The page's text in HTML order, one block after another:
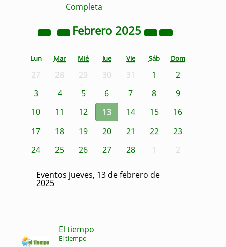
Completa
Febrero 2025
Lun Mar Mié Jue Vie Sáb Dom
27 28 29 30 31 1
2
3
4 5 6 7 8
9
10
11 12 13 14 15
16
17
18 19 20 21 22
23
24
25 26 27 28 1 2
Eventos jueves, 13 de febrero de
2025
El tiempo
El tiempo